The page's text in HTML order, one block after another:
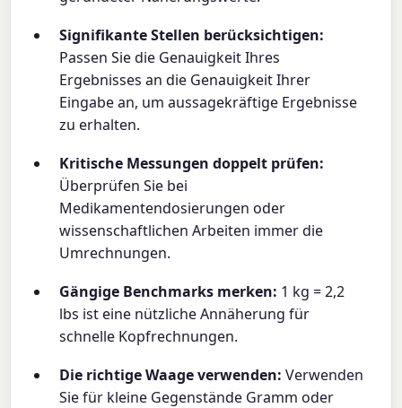
Signifikante Stellen berücksichtigen:
Passen Sie die Genauigkeit Ihres
Ergebnisses an die Genauigkeit Ihrer
Eingabe an, um aussagekräftige Ergebnisse
zu erhalten.
Kritische Messungen doppelt prüfen:
Überprüfen Sie bei
Medikamentendosierungen oder
wissenschaftlichen Arbeiten immer die
Umrechnungen.
Gängige Benchmarks merken: 1 kg = 2,2
lbs ist eine nützliche Annäherung für
schnelle Kopfrechnungen.
Die richtige Waage verwenden: Verwenden
Sie für kleine Gegenstände Gramm oder